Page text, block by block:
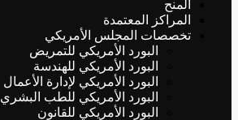
المنح
المراكز المعتمدة
تخصصات المجلس الأمريكي
البورد الأمريكي للتمريض
البورد الأمريكي للهندسة
البورد الأمريكي لإدارة الأعمال
البورد الأمريكي للطب البشري
البورد الأمريكي للقانون